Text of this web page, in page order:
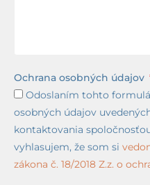
Ochrana osobných údajov
Odoslaním tohto
osobných údajov
kontaktovania
vyhlasujem, že som si
zákona č. 18/2018 Z.z. o